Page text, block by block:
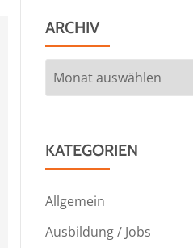
ARCHIV
Archiv
KATEGORIEN
Allgemein
Ausbildung / Jobs